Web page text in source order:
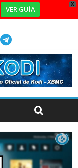
X
VER GUÍA